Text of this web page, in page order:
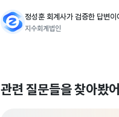
정성훈 회계사가 검증한 답변이
지수회계법인
관련 질문들을 찾아봤